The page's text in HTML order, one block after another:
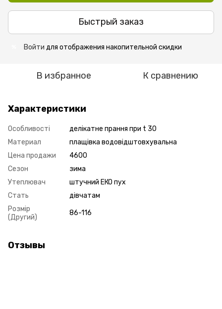
Быстрый заказ
Войти для отображения накопительной скидки
В избранное К сравнению
Характеристики
Особливості
делікатне прання при t 30
Материал
плащівка водовідштовхувальна
Цена продажи
4600
Сезон
зима
Утеплювач
штучний ЕКО пух
Стать
дівчатам
Розмір
(Другий)
86-116
Отзывы